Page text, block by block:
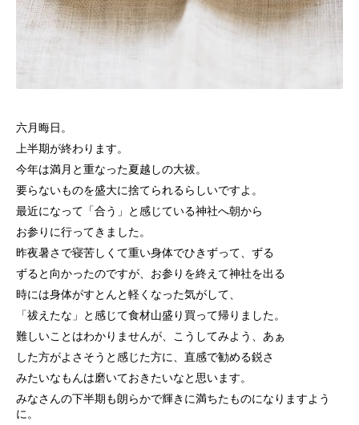
六月晦日。
上半期が終わります。
今年は満月と重なった夏越しの大祓。
要らないものを盛大に捨てられるらしいですよ。
最近になって「合う」と感じている神社へ朝から
お参りに行ってきました。
昨夜暑さで寝苦しくて重い身体でひきずって、ずる
ずると向かったのですが、お参りを終えて神社を出る
時には身体がすとんと軽くなった気がして、
「祓えたな」と感じて食材山盛り買って帰りました。
難しいことはわかりませんが、こうしてみよう、あぁ
した方がよさそうと感じた方に、直感で勧める鋭さ
みたいなもんは磨いておきたいなと思います。
みなさんの下半期も朗らかで輝きに満ちたものになりますよう
に。